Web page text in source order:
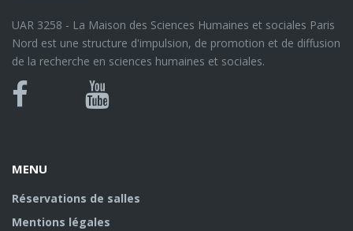
UAR 3258 - La Maison des Sciences Humaines et sociales Paris
Nord est une structure d'impulsion, de promotion et de diffusion
de la recherche en sciences humaines et sociales.
Bluesky
Canal
MENU
Réservations de salles
Mentions légales